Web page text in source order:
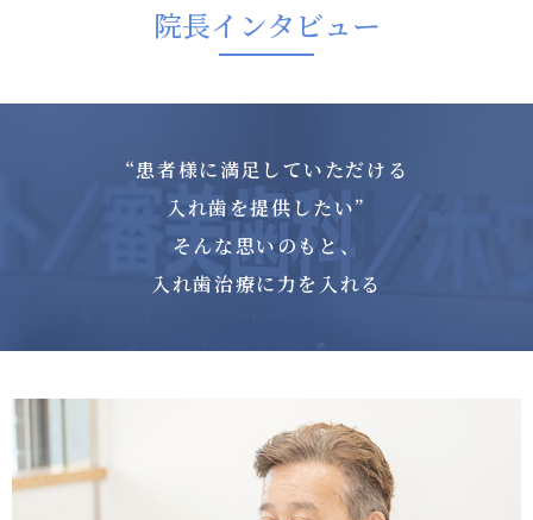
院長インタビュー
“患者様に満足していただける
入れ歯を提供したい”
そんな思いのもと、
入れ歯治療に力を入れる